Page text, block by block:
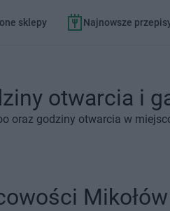
sklepy Najnowsze
otwarcia i
oraz godziny otwarcia w
Mikołów